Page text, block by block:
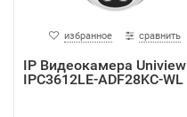
избранное сравнить
IP Видеокамера Uniview
IPC3612LE-ADF28KC-WL